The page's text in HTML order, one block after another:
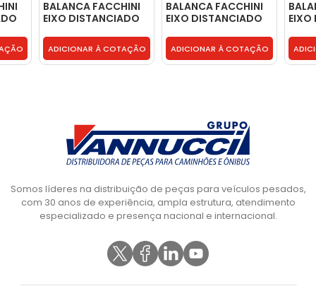
BALANCA FACCHINI
EIXO DISTANCIADO
0368007802
ADICIONAR À COTAÇÃO
BALANCA FACCHINI
EIXO DISTANCIADO
ADICIONAR À COTAÇÃO
Somos líderes na distribuição de peças para veículos pesados,
com 30 anos de experiência, ampla estrutura, atendimento
especializado e presença nacional e internacional.